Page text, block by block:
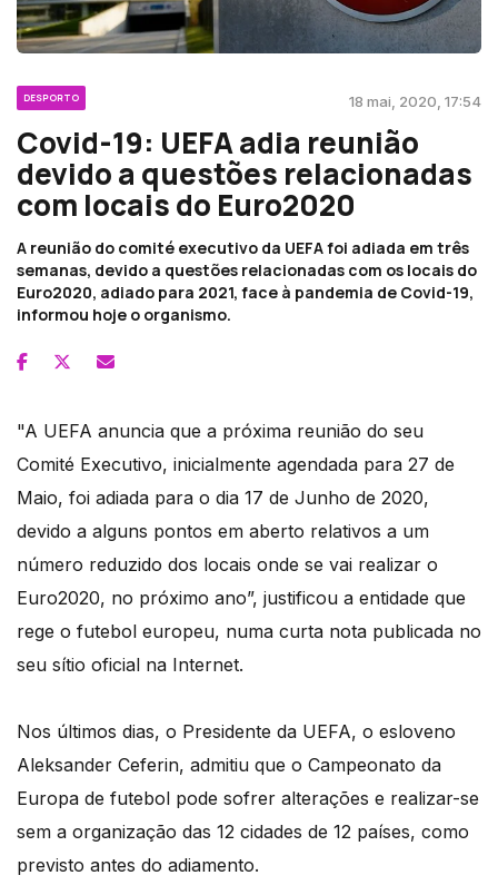
DESPORTO 18 mai, 2020, 17:54
Covid-19: UEFA adia reunião
devido a questões relacionadas
com locais do Euro2020
A reunião do comité executivo da UEFA foi adiada em três
semanas, devido a questões relacionadas com os locais do
Euro2020, adiado para 2021, face à pandemia de Covid-19,
informou hoje o organismo.
"A UEFA anuncia que a próxima reunião do seu
Comité Executivo, inicialmente agendada para 27 de
Maio, foi adiada para o dia 17 de Junho de 2020,
devido a alguns pontos em aberto relativos a um
número reduzido dos locais onde se vai realizar o
Euro2020, no próximo ano”, justificou a entidade que
rege o futebol europeu, numa curta nota publicada no
seu sítio oficial na Internet.
Nos últimos dias, o Presidente da UEFA, o esloveno
Aleksander Ceferin, admitiu que o Campeonato da
Europa de futebol pode sofrer alterações e realizar-se
sem a organização das 12 cidades de 12 países, como
previsto antes do adiamento.